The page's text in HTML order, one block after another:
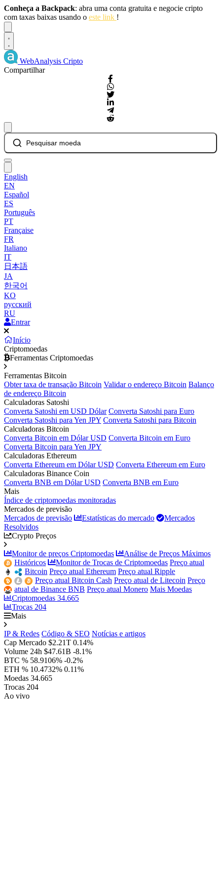
Conheça a Backpack: abra uma conta gratuita e negocie cripto
com taxas baixas usando o este link !
WebAnalysis Cripto
Compartilhar
Pesquisar moeda
English
EN
Español
ES
Português
PT
Française
FR
Italiano
IT
日本語
JA
한국어
KO
русский
RU
Entrar
Início
Criptomoedas
Ferramentas Criptomoedas
Ferramentas Bitcoin
Obter taxa de transação Bitcoin Validar o endereço Bitcoin Balanço
de endereço Bitcoin
Calculadoras Satoshi
Converta Satoshi em USD Dólar Converta Satoshi para Euro
Converta Satoshi para Yen JPY Converta Satoshi para Bitcoin
Calculadoras Bitcoin
Converta Bitcoin em Dólar USD Converta Bitcoin em Euro
Converta Bitcoin para Yen JPY
Calculadoras Ethereum
Converta Ethereum em Dólar USD Converta Ethereum em Euro
Calculadoras Binance Coin
Converta BNB em Dólar USD Converta BNB em Euro
Mais
Índice de criptomoedas monitoradas
Mercados de previsão
Mercados de previsão
Estatísticas do mercado
Mercados
Resolvidos
Crypto Preços
Monitor de preços Criptomoedas
Análise de Preços Máximos
Históricos
Monitor de Trocas de Criptomoedas Preço atual
Bitcoin Preço atual Ethereum Preço atual Ripple
Preço atual Bitcoin Cash Preço atual de Litecoin Preço
atual de Binance BNB Preço atual Monero Mais Moedas
Criptomoedas 34.665
Trocas 204
Mais
IP & Redes Código & SEO Notícias e artigos
Cap Mercado $2.21T 0.14%
Volume 24h $47.61B -8.1%
BTC % 58.9106% -0.2%
ETH % 10.4732% 0.11%
Moedas 34.665
Trocas 204
Ao vivo